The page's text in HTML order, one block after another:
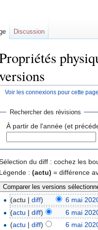
Voir les connexions pour cette page
Rechercher des révisions
À partir de l'année (et
du diff : cochez les
Légende : (actu) = différence
(actu |diff) 6 mai
(actu |diff) 6 mai
(actu |diff) 6 mai
Discussion